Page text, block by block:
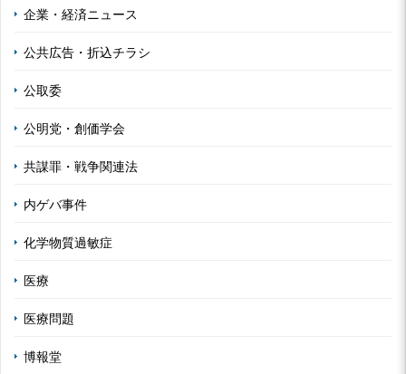
企業・経済ニュース
公共広告・折込チラシ
公取委
公明党・創価学会
共謀罪・戦争関連法
内ゲバ事件
化学物質過敏症
医療
医療問題
博報堂